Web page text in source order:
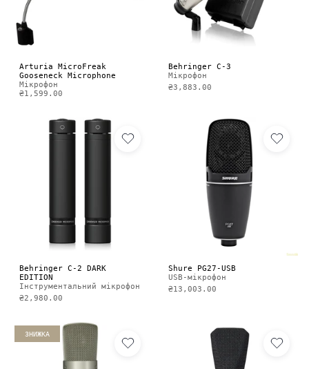
Arturia MicroFreak
Gooseneck Microphone
Мікрофон
₴1,599.00
Behringer C-3
Мікрофон
₴3,883.00
Behringer C-2 DARK
EDITION
Інструментальний мікрофон
₴2,980.00
Shure PG27-USB
USB-мікрофон
₴13,003.00
ЗНИЖКА